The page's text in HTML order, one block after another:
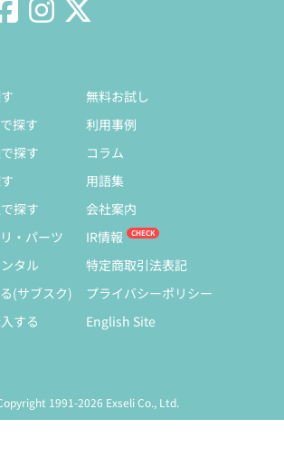
探す
探す
探す
・パーツ
タル
(サブスク)
する
無料お試し
利用事例
コラム
用語集
会社案内
IR情報
特定商取引法表記
プライバシーポリシー
English Site
1991-2026 Exseli Co., Ltd.